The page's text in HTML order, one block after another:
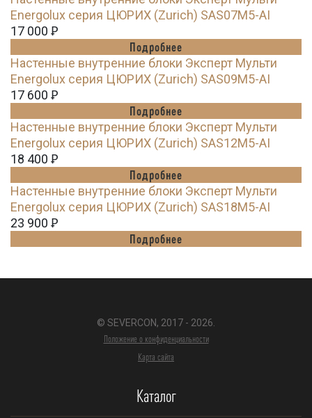
Energolux серия ЦЮРИХ (Zurich) SAS07M5-AI
17 000 Ꝑ
Подробнее
Настенные внутренние блоки Эксперт Мульти
Energolux серия ЦЮРИХ (Zurich) SAS09M5-AI
17 600 Ꝑ
Подробнее
Настенные внутренние блоки Эксперт Мульти
Energolux серия ЦЮРИХ (Zurich) SAS12M5-AI
18 400 Ꝑ
Подробнее
Настенные внутренние блоки Эксперт Мульти
Energolux серия ЦЮРИХ (Zurich) SAS18M5-AI
23 900 Ꝑ
Подробнее
© SEVERCON, 2017 - 2026.
Положение о конфиденциальности
Карта сайта
Каталог